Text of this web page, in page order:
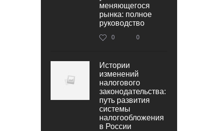
меняющегося
рынка: полное
руководство
0 0
Истории
изменений
налогового
законодательства:
путь развития
системы
налогообложения
в России